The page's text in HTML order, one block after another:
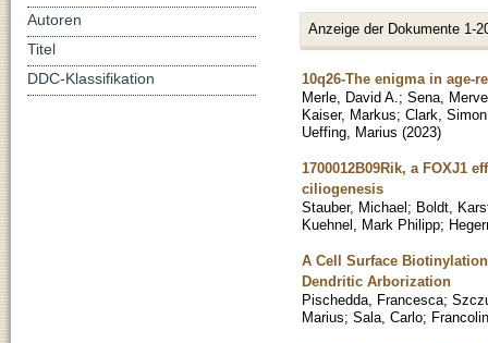
Anzeige der Dokumente 1-
10q26-The enigma in age-
Merle, David A. ; Sena, Merve
Kaiser, Markus; Clark,
Ueffing, Marius (2023)
1700012B09Rik, a FOXJ1
ciliogenesis
Stauber, Michael; Boldt,
Kuehnel, Mark Philipp;
A Cell Surface
Dendritic Arborization
Pischedda, Francesca;
Marius; Sala, Carlo;
Autoren
Titel
DDC-Klassifikation